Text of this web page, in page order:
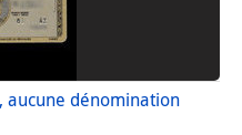
aucune dénomination